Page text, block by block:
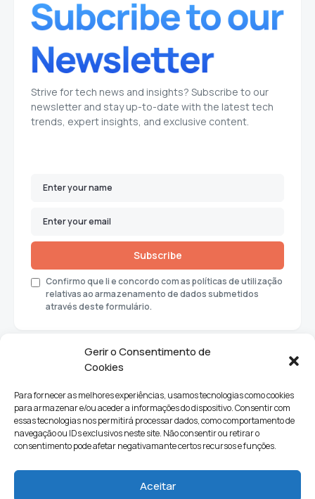
Gerir o Consentimento de
Cookies
Para fornecer as melhores experiências, usamos tecnologias como cookies
para armazenar e/ou aceder a informações do dispositivo. Consentir com
essas tecnologias nos permitirá processar dados, como comportamento de
navegação ou IDs exclusivos neste site. Não consentir ou retirar o
consentimento pode afetar negativamante certos recursos e funções.
Aceitar
Strive for tech news and insights? Subscribe to our
newsletter and stay up-to-date with the latest tech
trends, expert insights, and exclusive content.
Subscribe
Confirmo que li e concordo com as políticas de utilização
relativas ao armazenamento de dados submetidos
através deste formulário.
Ciências e Tecnologia